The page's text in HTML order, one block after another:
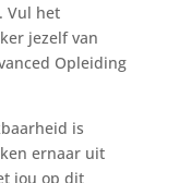
Vul het
jezelf van
Opleiding
is
ernaar uit
jou op dit